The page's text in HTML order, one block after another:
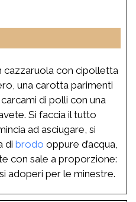
cazzaruola con cipolletta
una carotta parimenti
di polli con una
Si faccia il tutto
ad asciugare, si
di brodo oppure d’acqua,
con sale a proporzione:
adoperi per le minestre.